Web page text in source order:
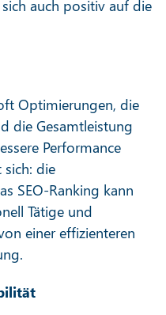
auch positiv auf die
Optimierungen, die
die Gesamtleistung
Performance
die
SEO-Ranking kann
Tätige und
einer effizienteren